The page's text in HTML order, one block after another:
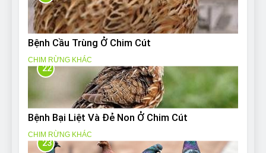
Bệnh Cầu Trùng Ở Chim Cút
CHIM RỪNG KHÁC
22
Bệnh Bại Liệt Và Đẻ Non Ở Chim Cút
CHIM RỪNG KHÁC
23